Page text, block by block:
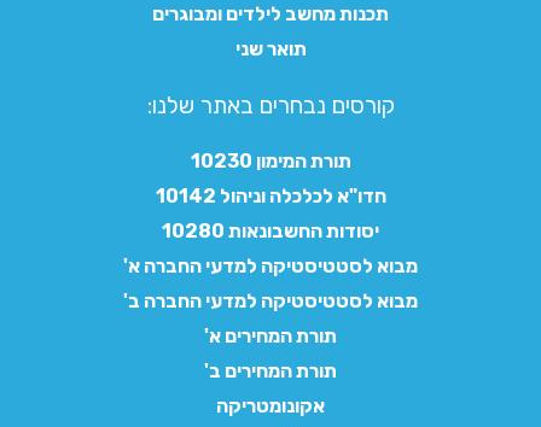
תכנות מחשב לילדים ומבוגרים
תואר שני
קורסים נבחרים באתר שלנו:​
תורת המימון 10230
חדו"א לכלכלה וניהול 10142
יסודות החשבונאות 10280
מבוא לסטטיסטיקה למדעי החברה א'
מבוא לסטטיסטיקה למדעי החברה ב'
תורת המחירים א'
תורת המחירים ב'
אקונומטריקה